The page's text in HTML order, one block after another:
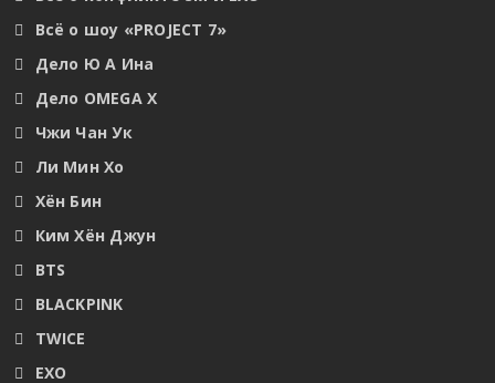
Всё о шоу «PROJECT 7»
Дело Ю А Ина
Дело OMEGA X
Чжи Чан Ук
Ли Мин Хо
Хён Бин
Ким Хён Джун
BTS
BLACKPINK
TWICE
EXO